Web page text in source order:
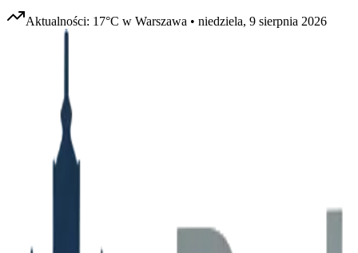
Aktualności: 17°C w Warszawa • niedziela, 9 sierpnia 2026